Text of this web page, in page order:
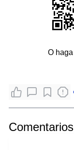
O haga
Comentarios